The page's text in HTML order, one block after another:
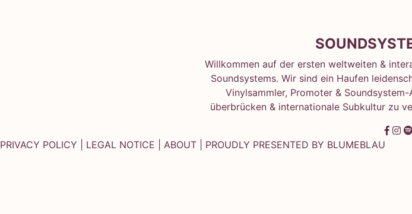
Willkommen auf der ersten weltweiten &
Soundsystems. Wir sind ein Haufen
Vinylsammler, Promoter &
überbrücken & internationale Subkultur zu
PRIVACY POLICY LEGAL NOTICE ABOUT | PROUDLY PRESENTED BY BLUMEBLAU